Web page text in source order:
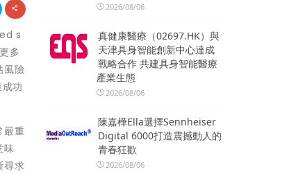
s
多
風險
功
嚴重
味
尋求
2026/08/06
真健康醫療（02697.HK）與
天津具身智能創新中心達成
戰略合作 共建具身智能醫療
產業生態
2026/08/06
陳嘉樺Ella選擇Sennheiser
Digital 6000打造震撼動人的
青春狂歡
2026/08/06